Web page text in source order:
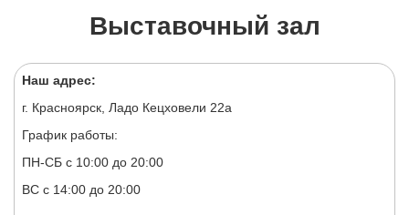
Выставочный зал
Наш адрес:
г. Красноярск, Ладо Кецховели 22а
График работы:
ПН-СБ с 10:00 до 20:00
ВС с 14:00 до 20:00